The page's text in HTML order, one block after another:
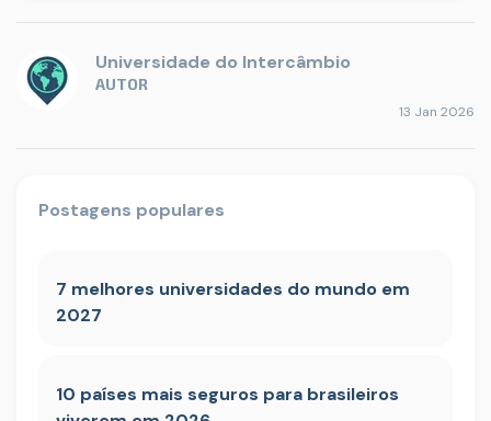
Universidade do Intercâmbio
AUTOR
13 Jan 2026
Postagens populares
7 melhores universidades do mundo em
2027
10 países mais seguros para brasileiros